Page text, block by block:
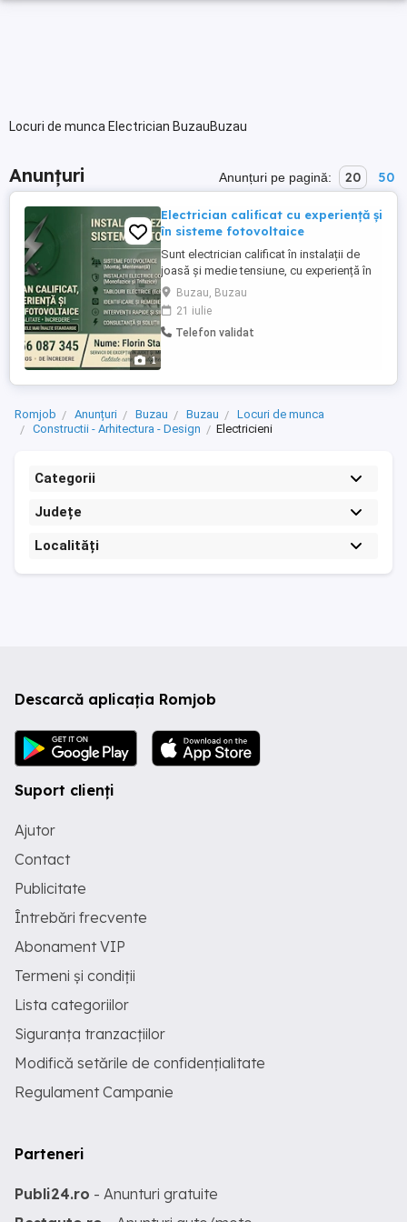
Locuri de munca Electrician BuzauBuzau
Anunțuri Anunțuri pe pagină: 20 50
1
Electrician calificat cu experiență și
în sisteme fotovoltaice
Sunt electrician calificat în instalații de
joasă și medie tensiune, cu experiență în
instalații electrice rezidențiale și sisteme
fotovoltaice. Sunt manager la o firmă
autorizată ANRE ce vinde și instalează
sisteme fotovoltaice, pot oferi soluții și
Buzau, Buzau
21 iulie
Telefon validat
Romjob Anunțuri Buzau Buzau
Locuri de munca
Constructii - Arhitectura - Design
Electricieni
Categorii
Județe
Localități
Descarcă aplicația Romjob
Suport clienți
Ajutor
Contact
Publicitate
Întrebări frecvente
Abonament VIP
Termeni și condiții
Lista categoriilor
Siguranța tranzacțiilor
Modifică setările de confidențialitate
Regulament Campanie
Parteneri
Publi24.ro - Anunturi gratuite